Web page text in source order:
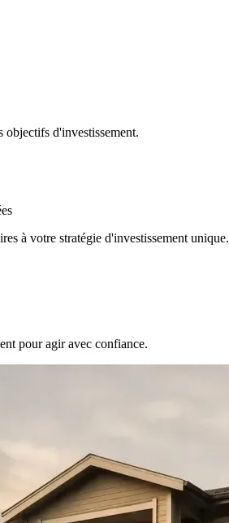
objectifs d'investissement.
à votre stratégie d'investissement unique.
pour agir avec confiance.